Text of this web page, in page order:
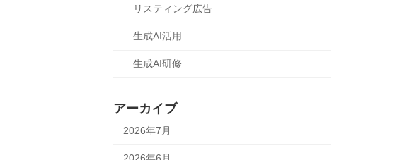
リスティング広告
生成AI活用
生成AI研修
アーカイブ
2026年7月